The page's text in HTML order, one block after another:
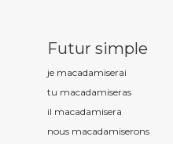
Futur simple
je macadamiserai
tu macadamiseras
il macadamisera
nous macadamiserons